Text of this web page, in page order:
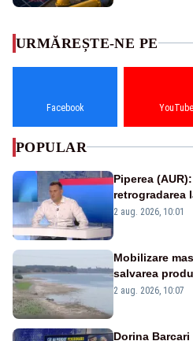
URMĂREȘTE-NE PE
Facebook YouTube
POPULAR
Piperea
retrogradarea
catastrofă
2 aug. 2026, 10:01
Mobilizare
salvarea
va detona o
2 aug. 2026, 10:07
Dorina